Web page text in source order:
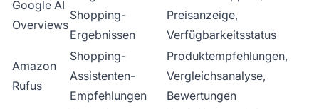
Google AI
Overviews
Shopping-
Ergebnissen
Preisanzeige,
Verfügbarkeitsstatus
Amazon
Rufus
Shopping-
Assistenten-
Empfehlungen
Produktempfehlungen,
Vergleichsanalyse,
Bewertungen